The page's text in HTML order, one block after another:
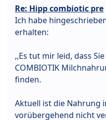
Re: Hipp combiotic pre
Ich habe
erhalten:
,,Es tut mir leid, dass
COMBIOTIK
finden.
Aktuell ist die Nahrung
vorübergehend nicht